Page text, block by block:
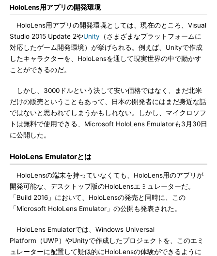
HoloLens用アプリの開発環境
HoloLens用アプリの開発環境としては、現在のところ、Visual
Studio 2015 Update 2やUnity （さまざまなプラットフォームに
対応したゲーム開発環境）が挙げられる。例えば、Unityで作成
したキャラクターを、HoloLensを通して現実世界の中で動かす
ことができるのだ。
しかし、3000ドルという決して安い価格ではなく、まだ北米
だけの販売ということもあって、日本の開発者にはまだ身近な話
ではないと思われてしまうかもしれない。しかし、マイクロソフ
トは無料で使用できる、Microsoft HoloLens Emulatorも3月30日
に公開した。
HoloLens Emulatorとは
HoloLensの端末を持っていなくても、HoloLens用のアプリが
開発可能な、デスクトップ版のHoloLensエミュレーターだ。
「Build 2016」において、HoloLensの発売と同時に、この
「Microsoft HoloLens Emulator」の公開も発表された。
HoloLens Emulatorでは、Windows Universal
Platform（UWP）やUnityで作成したプロジェクトを、このエミ
ュレーターに配置して疑似的にHoloLensの体験ができるように